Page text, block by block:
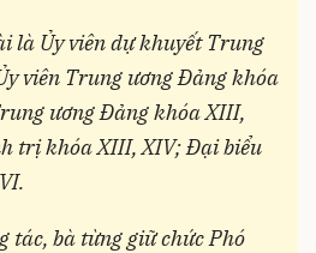
là Ủy viên dự khuyết Trung
viên Trung ương Đảng khóa
ương Đảng khóa XIII,
trị khóa XIII, XIV; Đại biểu
tác, bà từng giữ chức Phó